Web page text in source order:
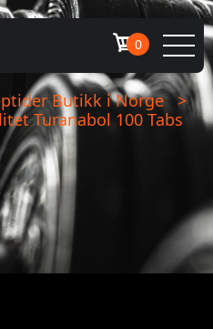
0
Butikk i Norge >
Turanabol 100 Tabs